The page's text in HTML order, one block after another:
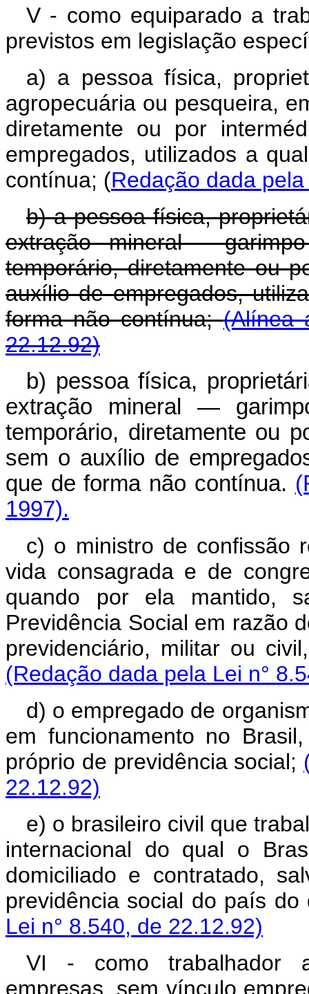
V - como equiparado a
previstos em legislação
a) a pessoa física,
agropecuária ou pesqueira,
diretamente ou por
empregados, utilizados a
contínua; (Redação dada
b) a pessoa física,
extração mineral -
temporário, diretamente ou
auxílio de empregados,
forma não contínua;(Alínea
22.12.92)
b) pessoa física,
extração mineral —
temporário, diretamente ou
sem o auxílio de
que de forma não contínua.
1997).
c) o ministro de confissão
vida consagrada e de
quando por ela mantido,
Previdência Social em razão
previdenciário, militar ou
(Redação dada pela Lei n°
d) o empregado de
em funcionamento no
próprio de previdência social;
22.12.92)
e) o brasileiro civil que
internacional do qual o
domiciliado e contratado,
previdência social do país
Lei n° 8.540, de 22.12.92)
VI - como trabalhador
empresas, sem vínculo